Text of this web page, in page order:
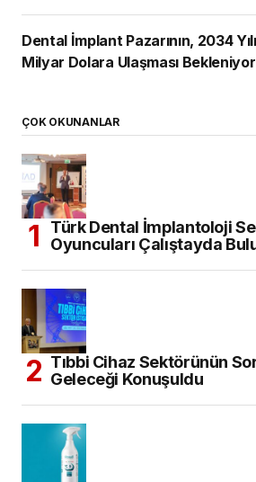
Dental İmplant Pazarının, 2034
Milyar Dolara Ulaşması Bekleniyor
ÇOK OKUNANLAR
Türk Dental İmplantoloji
Oyuncuları Çalıştayda
Tıbbi Cihaz Sektörünün
Geleceği Konuşuldu